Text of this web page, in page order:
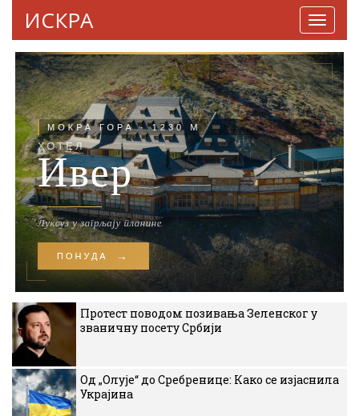
ИСКРА
Протест поводом позивања Зеленског у
званичну посету Србији
Од „Олује“ до Сребренице: Како се изјаснила
Украјина